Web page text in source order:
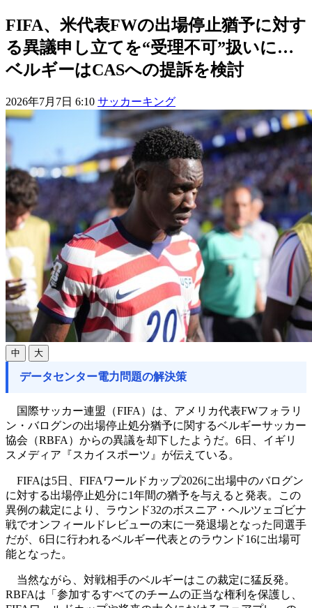
FIFA、米代表FWの出場停止猶予に対す
る異議申し立てを“受理不可”扱いに…
ベルギーはCASへの提訴を検討
2026年7月7日 6:10 サッカーキング
中 大
データセンター電力問題の解決策
国際サッカー連盟（FIFA）は、アメリカ代表FWフォラリ
ン・バログンの出場停止処分猶予に関するベルギーサッカー
協会（RBFA）からの異議を却下したようだ。6日、イギリ
スメディア『スカイスポーツ』が伝えている。
FIFAは5日、FIFAワールドカップ2026に出場中のバログン
に対する出場停止処分に1年間の猶予を与えると発表。この
異例の裁定により、ラウンド32のボスニア・ヘルツェゴビナ
戦でオンフィールドレビューの末に一発退場となった同選手
だが、6日に行われるベルギー代表とのラウンド16に出場可
能となった。
当然ながら、対戦相手のベルギーはこの裁定に猛反発。
RBFAは「参加するすべてのチームの正当な権利を保護し、